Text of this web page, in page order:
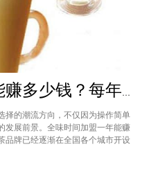
全味时间加盟一年能赚多少钱？每年利润20万庞大盈利机会等着你
择的潮流方向，不仅因为操作简单
发展前景。全味时间加盟一年能赚
品牌已经逐渐在全国各个城市开设
时间加盟一年能赚多少钱？这个